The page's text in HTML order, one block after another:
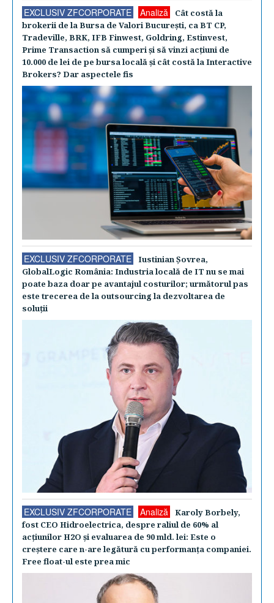
EXCLUSIV ZFCORPORATE Analiză
Cât costă la
brokerii de la Bursa de Valori Bucureşti, ca BT CP,
Tradeville, BRK, IFB Finwest, Goldring, Estinvest,
Prime Transaction să cumperi şi să vinzi acţiuni de
10.000 de lei de pe bursa locală şi cât costă la Interactive
Brokers? Dar aspectele fis
EXCLUSIV ZFCORPORATE
Iustinian Şovrea,
GlobalLogic România: Industria locală de IT nu se mai
poate baza doar pe avantajul costurilor; următorul pas
este trecerea de la outsourcing la dezvoltarea de
soluţii
EXCLUSIV ZFCORPORATE Analiză
Karoly Borbely,
fost CEO Hidroelectrica, despre raliul de 60% al
acţiunilor H2O şi evaluarea de 90 mld. lei: Este o
creştere care n-are legătură cu performanţa companiei.
Free float-ul este prea mic